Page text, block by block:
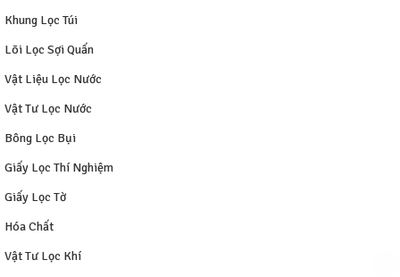
Khung Lọc Túi
Lõi Lọc Sợi Quấn
Vật Liệu Lọc Nước
Vật Tư Lọc Nước
Bông Lọc Bụi
Giấy Lọc Thí Nghiệm
Giấy Lọc Tờ
Hóa Chất
Vật Tư Lọc Khí